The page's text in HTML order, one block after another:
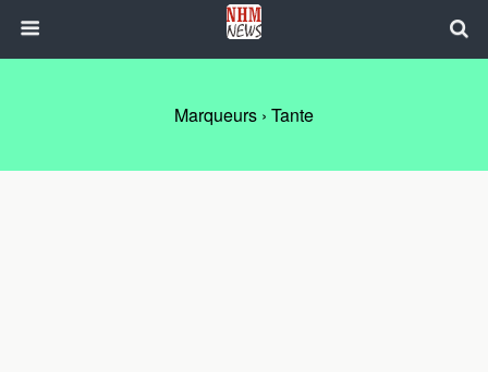
Marqueurs › Tante